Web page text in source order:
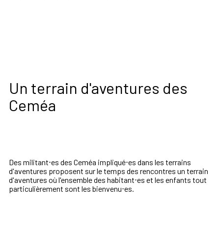
Un terrain d'aventures des
Ceméa
Des militant⋅es des Ceméa impliqué⋅es dans les terrains
d'aventures proposent sur le temps des rencontres un terrain
d'aventures où l'ensemble des habitant⋅es et les enfants tout
particulièrement sont les bienvenu⋅es.